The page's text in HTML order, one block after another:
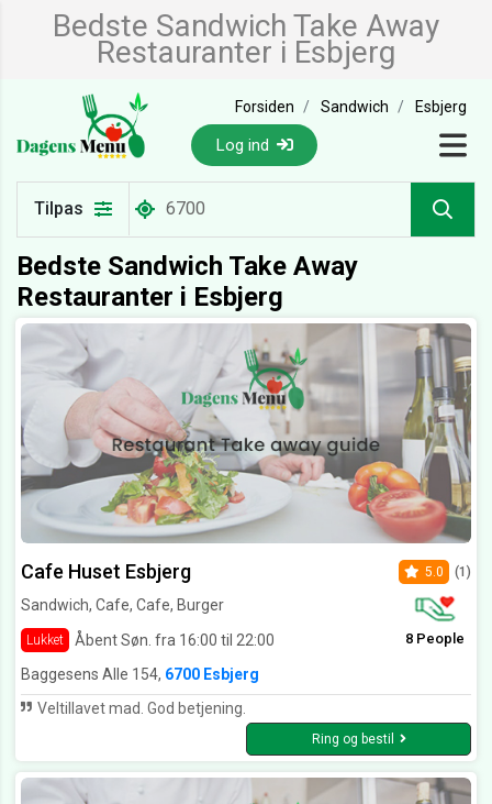
Bedste Sandwich Take Away
Restauranter i Esbjerg
Forsiden Sandwich Esbjerg
Log ind
Tilpas
Bedste Sandwich Take Away
Restauranter i Esbjerg
Cafe Huset Esbjerg
Sandwich, Cafe, Cafe, Burger
Lukket Åbent Søn. fra 16:00 til 22:00
5.0 (1)
8 People
Baggesens Alle 154, 6700 Esbjerg
Veltillavet mad. God betjening.
Ring og bestil